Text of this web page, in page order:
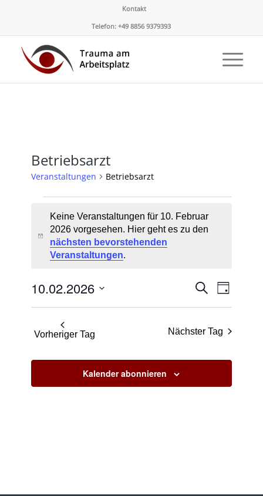
Kontakt
Telefon: +49 8856 9379393
Betriebsarzt
Veranstaltungen Betriebsarzt
für
10.
Februar
Hinweis
Keine Veranstaltungen für 10. Februar
2026 vorgesehen. Hier geht es zu den
nächsten bevorstehenden
Veranstaltungen.
Suche
und
SucheTag
10.02.2026
Datum
wählen.
Vorheriger Tag Nächster Tag
Kalender abonnieren